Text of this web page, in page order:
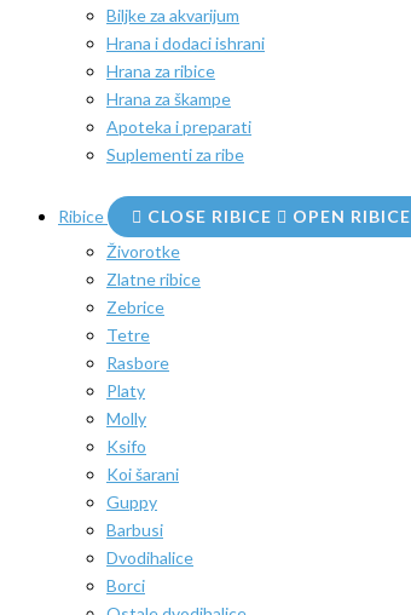
Biljke za akvarijum
Hrana i dodaci ishrani
Hrana za ribice
Hrana za škampe
Apoteka i preparati
Suplementi za ribe
Ribice CLOSE RIBICE
OPEN RIBICE
Živorotke
Zlatne ribice
Zebrice
Tetre
Rasbore
Platy
Molly
Ksifo
Koi šarani
Guppy
Barbusi
Dvodihalice
Borci